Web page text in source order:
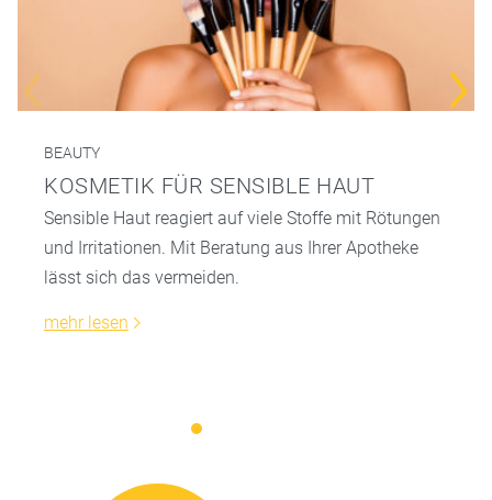
BEAUTY
KOSMETIK FÜR SENSIBLE HAUT
Sensible Haut reagiert auf viele Stoffe mit Rötungen
und Irritationen. Mit Beratung aus Ihrer Apotheke
lässt sich das vermeiden.
mehr lesen